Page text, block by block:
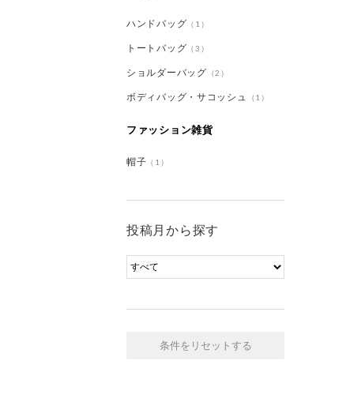
ハンドバッグ （1）
トートバッグ （3）
ショルダーバッグ （2）
ボディバッグ・サコッシュ （1）
ファッション雑貨
帽子 （1）
投稿月から探す
条件をリセットする